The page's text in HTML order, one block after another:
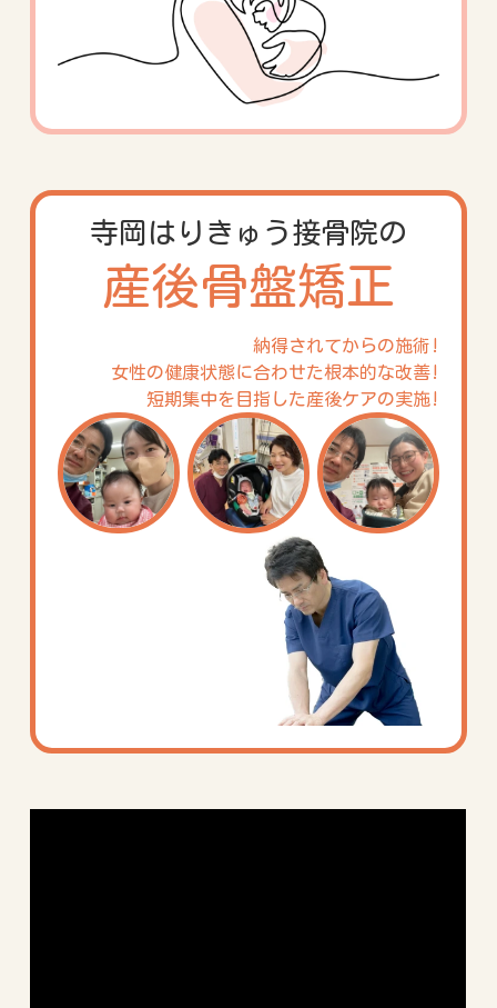
寺岡はりきゅう接骨院の
産後骨盤矯正
納得されてからの施術!
女性の健康状態に合わせた根本的な改善!
短期集中を目指した産後ケアの実施!